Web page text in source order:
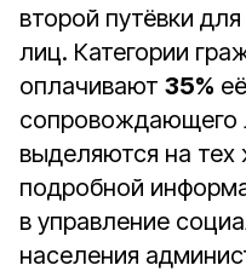
второй путёвки
лиц. Категории
оплачивают 35%
сопровождающего
выделяются на
подробной
в управление
населения